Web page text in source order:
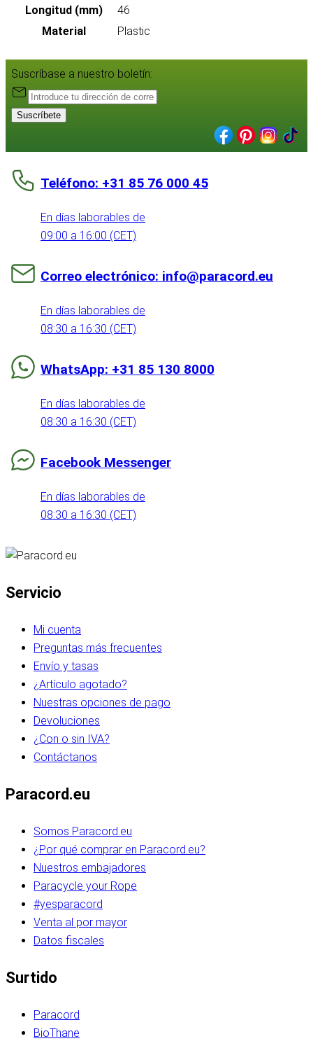
Longitud (mm)
46
Material
Plastic
Suscríbase a nuestro boletín:
Suscríbete
Teléfono: +31 85 76 000 45
En días laborables de
09:00 a 16:00 (CET)
Correo electrónico: info@paracord.eu
En días laborables de
08:30 a 16:30 (CET)
WhatsApp: +31 85 130 8000
En días laborables de
08:30 a 16:30 (CET)
Facebook Messenger
En días laborables de
08:30 a 16:30 (CET)
Servicio
Mi cuenta
Preguntas más frecuentes
Envío y tasas
¿Artículo agotado?
Nuestras opciones de pago
Devoluciones
¿Con o sin IVA?
Contáctanos
Paracord.eu
Somos Paracord.eu
¿Por qué comprar en Paracord.eu?
Nuestros embajadores
Paracycle your Rope
#yesparacord
Venta al por mayor
Datos fiscales
Surtido
Paracord
BioThane